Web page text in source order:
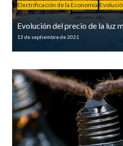
Electrificación de la Economía
Evolución del precio de la luz
13 de septiembre de 2021